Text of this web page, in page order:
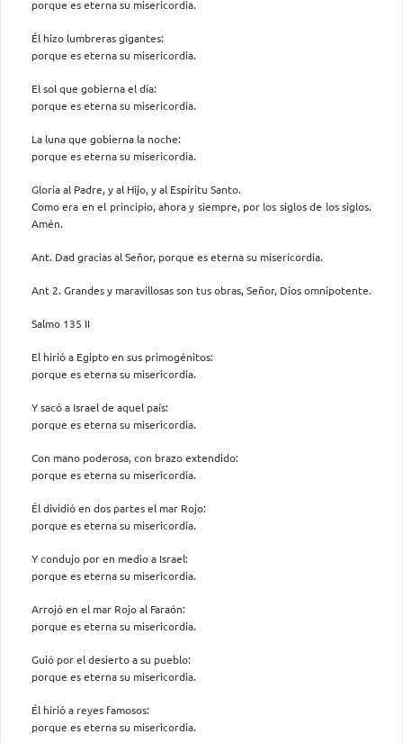
porque es eterna su misericordia.
Él hizo lumbreras gigantes:
porque es eterna su misericordia.
El sol que gobierna el día:
porque es eterna su misericordia.
La luna que gobierna la noche:
porque es eterna su misericordia.
Gloria al Padre, y al Hijo, y al Espíritu Santo.
Como era en el principio, ahora y siempre, por los siglos de los siglos.
Amén.
Ant. Dad gracias al Señor, porque es eterna su misericordia.
Ant 2. Grandes y maravillosas son tus obras, Señor, Dios omnipotente.
Salmo 135 II
El hirió a Egipto en sus primogénitos:
porque es eterna su misericordia.
Y sacó a Israel de aquel país:
porque es eterna su misericordia.
Con mano poderosa, con brazo extendido:
porque es eterna su misericordia.
Él dividió en dos partes el mar Rojo:
porque es eterna su misericordia.
Y condujo por en medio a Israel:
porque es eterna su misericordia.
Arrojó en el mar Rojo al Faraón:
porque es eterna su misericordia.
Guió por el desierto a su pueblo:
porque es eterna su misericordia.
Él hirió a reyes famosos:
porque es eterna su misericordia.